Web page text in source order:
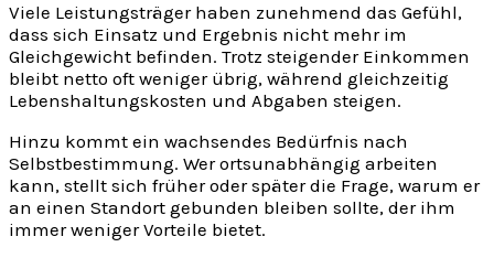
Viele Leistungsträger haben zunehmend das Gefühl,
dass sich Einsatz und Ergebnis nicht mehr im
Gleichgewicht befinden. Trotz steigender Einkommen
bleibt netto oft weniger übrig, während gleichzeitig
Lebenshaltungskosten und Abgaben steigen.
Hinzu kommt ein wachsendes Bedürfnis nach
Selbstbestimmung. Wer ortsunabhängig arbeiten
kann, stellt sich früher oder später die Frage, warum er
an einen Standort gebunden bleiben sollte, der ihm
immer weniger Vorteile bietet.